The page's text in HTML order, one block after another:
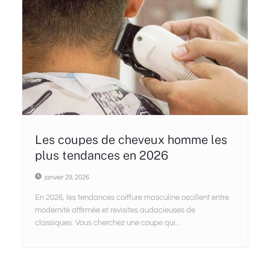
Les coupes de cheveux homme les
plus tendances en 2026
janvier 29, 2026
En 2026, les tendances coiffure masculine oscillent entre
modernité affirmée et revisites audacieuses de
classiques. Vous cherchez une coupe qui...